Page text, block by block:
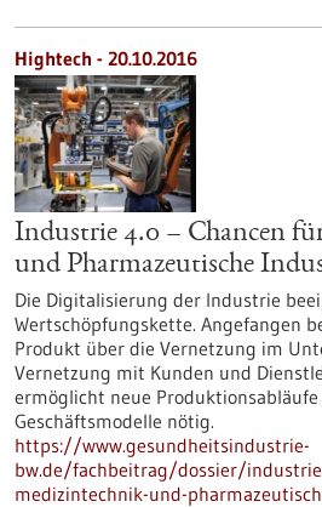
Hightech - 20.10.2016
Industrie 4.0 – Chancen
und Pharmazeutische
Die Digitalisierung der Industrie
Wertschöpfungskette. Angefangen
Produkt über die Vernetzung im
Vernetzung mit Kunden und
ermöglicht neue
Geschäftsmodelle nötig.
https://www.gesundheitsindustrie-
bw.de/fachbeitrag/dossier/
medizintechnik-und-